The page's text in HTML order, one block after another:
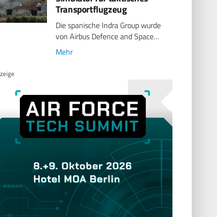
Transportflugzeug
Die spanische Indra Group wurde
von Airbus Defence and Space…
Mehr